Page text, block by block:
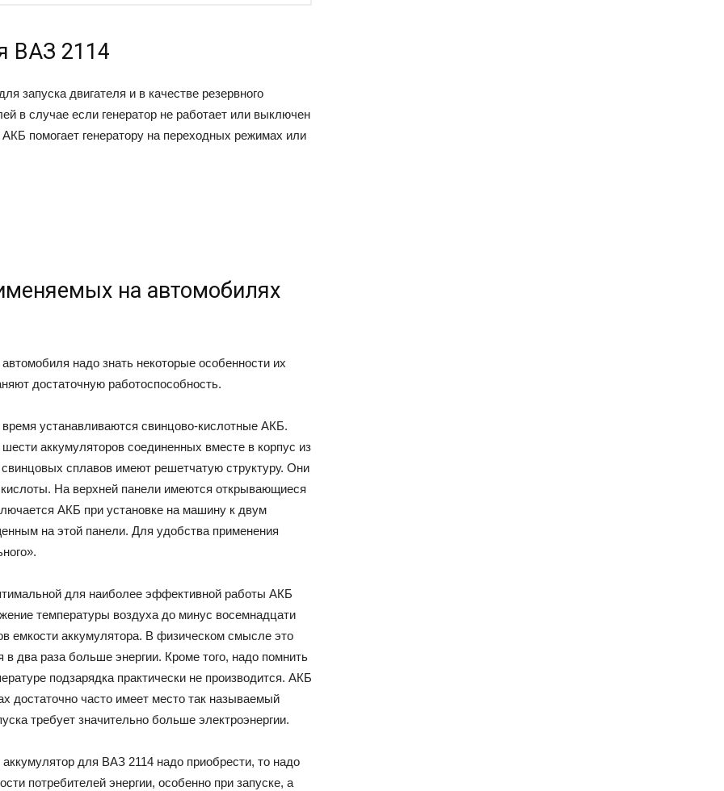
ВАЗ 2114
запуска двигателя и в качестве резервного
в случае если генератор не работает или выключен
помогает генератору на переходных режимах или
на автомобилях
надо знать некоторые особенности их
достаточную работоспособность.
устанавливаются свинцово-кислотные АКБ.
аккумуляторов соединенных вместе в корпус из
сплавов имеют решетчатую структуру. Они
На верхней панели имеются открывающиеся
АКБ при установке на машину к двум
на этой панели. Для удобства применения
для наиболее эффективной работы АКБ
температуры воздуха до минус восемнадцати
емкости аккумулятора. В физическом смысле это
два раза больше энергии. Кроме того, надо помнить
подзарядка практически не производится. АКБ
достаточно часто имеет место так называемый
требует значительно больше электроэнергии.
для ВАЗ 2114 надо приобрести, то надо
потребителей энергии, особенно при запуске, а